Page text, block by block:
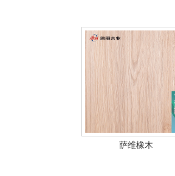
萨维橡木